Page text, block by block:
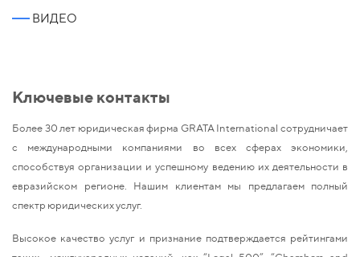
ВИДЕО
Ключевые контакты
Более 30 лет юридическая фирма GRATA International сотрудничает
с международными компаниями во всех сферах экономики,
способствуя организации и успешному ведению их деятельности в
евразийском регионе. Нашим клиентам мы предлагаем полный
спектр юридических услуг.
Высокое качество услуг и признание подтверждается рейтингами